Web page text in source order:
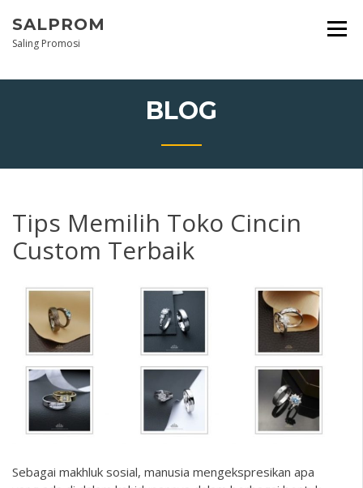
content
SALPROM
Saling Promosi
BLOG
Tips Memilih Toko Cincin
Custom Terbaik
Sebagai makhluk sosial, manusia mengekspresikan apa